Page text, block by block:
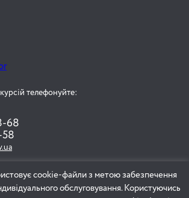
телефонуйте:
68
58
cookie-файли з метою забезпечення
обслуговування. Користуючись